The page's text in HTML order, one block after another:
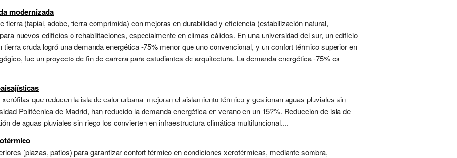
modernizada
tierra (tapial, adobe, tierra comprimida) con mejoras en durabilidad y eficiencia (estabilización natural,
nuevos edificios o rehabilitaciones, especialmente en climas cálidos. En una universidad del sur, un edificio
tierra cruda logró una demanda energética -75% menor que uno convencional, y un confort térmico superior en
fue un proyecto de fin de carrera para estudiantes de arquitectura. La demanda energética -75% es
que reducen la isla de calor urbana, mejoran el aislamiento térmico y gestionan aguas pluviales sin
Politécnica de Madrid, han reducido la demanda energética en verano en un 15?%. Reducción de isla de
de aguas pluviales sin riego los convierten en infraestructura climática multifuncional....
(plazas, patios) para garantizar confort térmico en condiciones xerotérmicas, mediante sombra,